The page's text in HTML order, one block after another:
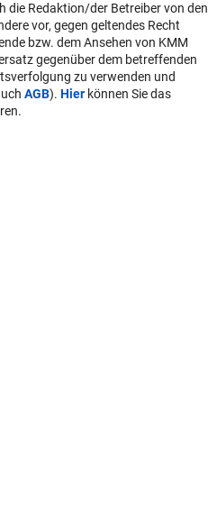
die Redaktion/der Betreiber von den
vor, gegen geltendes Recht
bzw. dem Ansehen von KMM
gegenüber dem betreffenden
zu verwenden und
AGB). Hier können Sie das